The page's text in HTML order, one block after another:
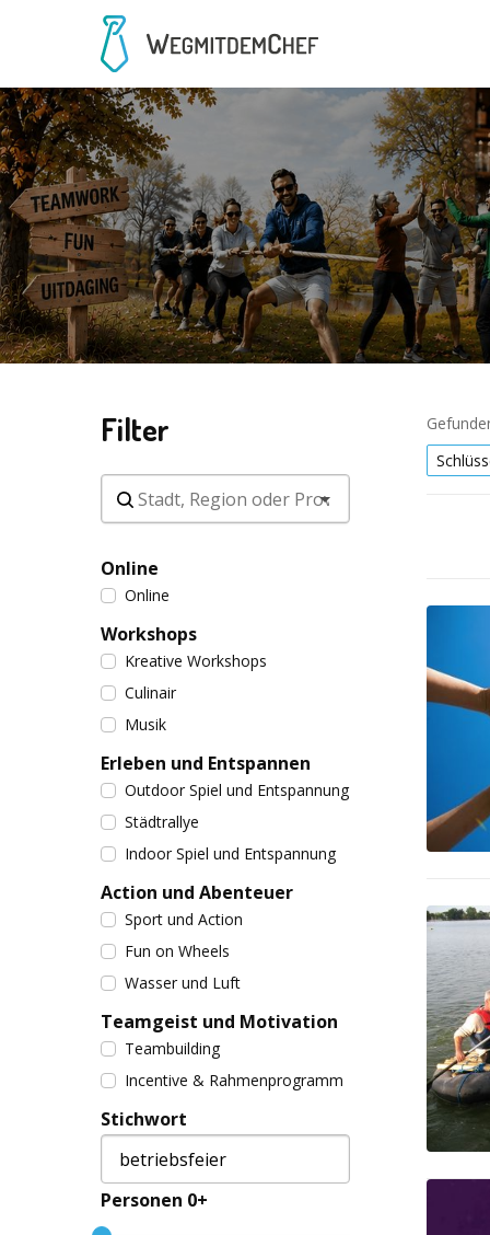
Filter
Online
Online
Workshops
Kreative Workshops
Culinair
Musik
Erleben und Entspannen
Outdoor Spiel und Entspannung
Städtrallye
Indoor Spiel und Entspannung
Action und Abenteuer
Sport und Action
Fun on Wheels
Wasser und Luft
Teamgeist und Motivation
Teambuilding
Incentive & Rahmenprogramm
Stichwort
Personen 0+